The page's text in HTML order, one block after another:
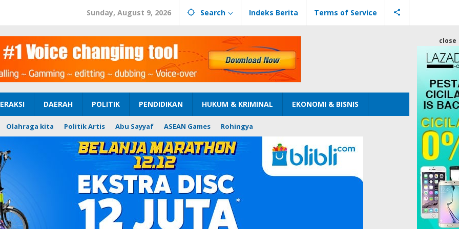
Sunday, August 9, 2026 Search Indeks Berita Terms of Service
DAERAH POLITIK PENDIDIKAN HUKUM & KRIMINAL EKONOMI & BISNIS
Olahraga kita Politik Artis Abu Sayyaf ASEAN Games Rohingya
close